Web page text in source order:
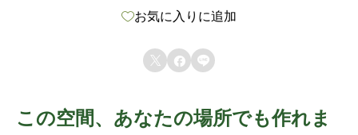
お気に入りに追加
  
この空間、あなたの場所でも作れま